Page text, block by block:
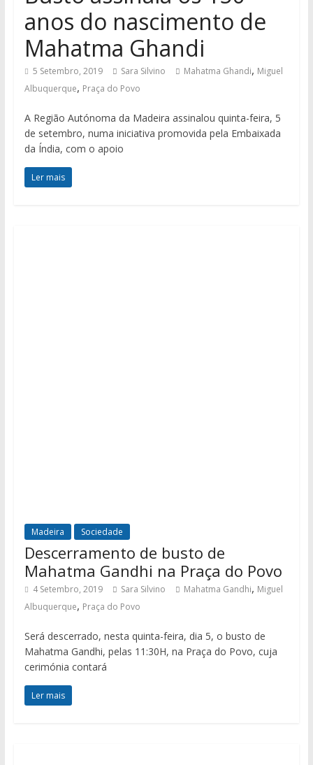
anos do nascimento de
Mahatma Ghandi
5 Setembro, 2019 Sara Silvino Mahatma Ghandi, Miguel
Albuquerque, Praça do Povo
A Região Autónoma da Madeira assinalou quinta-feira, 5
de setembro, numa iniciativa promovida pela Embaixada
da Índia, com o apoio
Ler mais
Madeira Sociedade
Descerramento de busto de
Mahatma Gandhi na Praça do Povo
4 Setembro, 2019 Sara Silvino Mahatma Gandhi, Miguel
Albuquerque, Praça do Povo
Será descerrado, nesta quinta-feira, dia 5, o busto de
Mahatma Gandhi, pelas 11:30H, na Praça do Povo, cuja
cerimónia contará
Ler mais